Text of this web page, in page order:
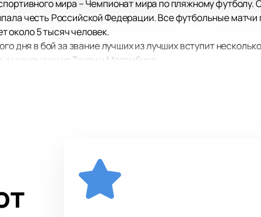
мира – Чемпионат мира по пляжному футболу.
честь Российской Федерации. Все футбольные матчи
около 5 тысяч человек.
дня в бой за звание лучших из лучших вступит
командам из Таити и Мозамбика.
активное участие в квалификационных турнирах ОФК на